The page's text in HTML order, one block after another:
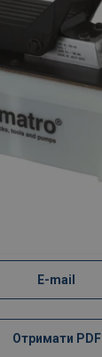
E-mail
Отримати PDF